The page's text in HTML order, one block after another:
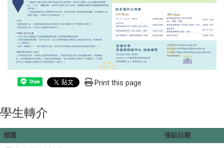
Share Print this page
學生轉介
標題 張貼日期